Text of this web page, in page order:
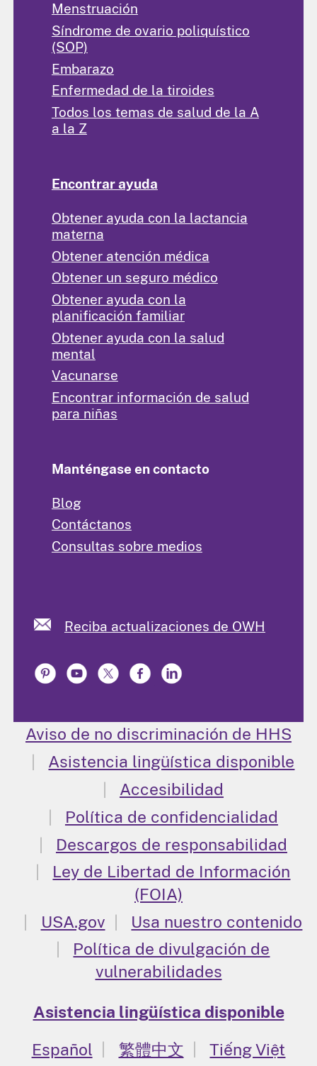
Menstruación
Síndrome de ovario poliquístico
(SOP)
Embarazo
Enfermedad de la tiroides
Todos los temas de salud de la A
a la Z
Encontrar ayuda
Obtener ayuda con la lactancia
materna
Obtener atención médica
Obtener un seguro médico
Obtener ayuda con la
planificación familiar
Obtener ayuda con la salud
mental
Vacunarse
Encontrar información de salud
para niñas
Manténgase en contacto
Blog
Contáctanos
Consultas sobre medios
Reciba actualizaciones de OWH
Aviso de no discriminación de HHS
Asistencia lingüística disponible
Accesibilidad
Política de confidencialidad
Descargos de responsabilidad
Ley de Libertad de Información
(FOIA)
USA.gov
Usa nuestro contenido
Política de divulgación de
vulnerabilidades
Asistencia lingüística disponible
Español
繁體中文
Tiếng Việt